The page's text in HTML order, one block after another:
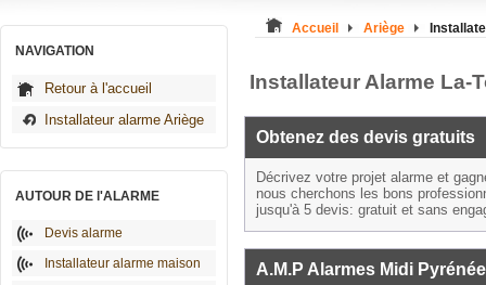
NAVIGATION
Retour à l'accueil
Installateur alarme Ariège
AUTOUR DE l'ALARME
Devis alarme
Installateur alarme maison
Accueil Ariège
Installateur Alarme La-
Obtenez des devis gratuits
Décrivez votre projet alarme et
nous cherchons les bons
jusqu'à 5 devis: gratuit et sans
A.M.P Alarmes Midi